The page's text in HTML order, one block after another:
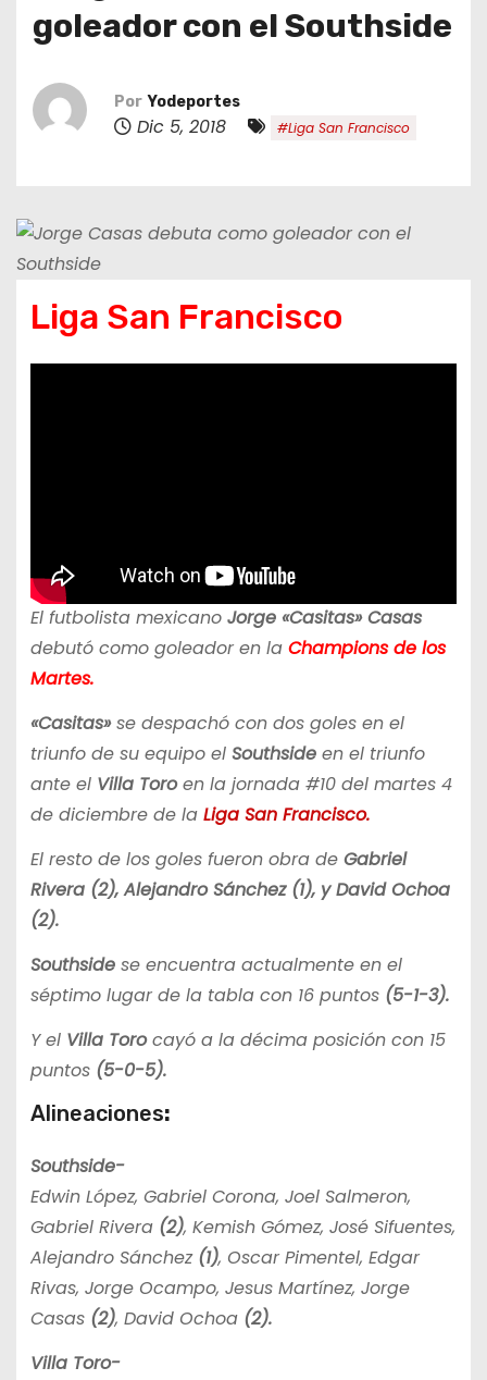
goleador con el Southside
Por Yodeportes
Dic 5, 2018 #Liga San Francisco
Liga San Francisco
El futbolista mexicano Jorge «Casitas» Casas
debutó como goleador en laChampions de los
Martes.
«Casitas»se despachó con dos goles en el
triunfo de su equipo el Southsideen el triunfo
ante el Villa Toroen la jornada #10 del martes 4
de diciembre de la Liga San Francisco.
El resto de los goles fueron obra deGabriel
Rivera (2), Alejandro Sánchez (1), y David Ochoa
(2).
Southsidese encuentra actualmente en el
séptimo lugar de la tabla con 16 puntos (5-1-3).
Y el Villa Torocayó a la décima posición con 15
puntos (5-0-5).
Alineaciones:
Southside-
Edwin López, Gabriel Corona, Joel Salmeron,
Gabriel Rivera (2), Kemish Gómez, José Sifuentes,
Alejandro Sánchez (1), Oscar Pimentel, Edgar
Rivas, Jorge Ocampo, Jesus Martínez, Jorge
Casas (2), David Ochoa (2).
Villa Toro-